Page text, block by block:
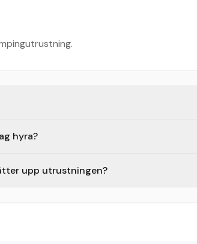
hyra?
upp utrustningen?